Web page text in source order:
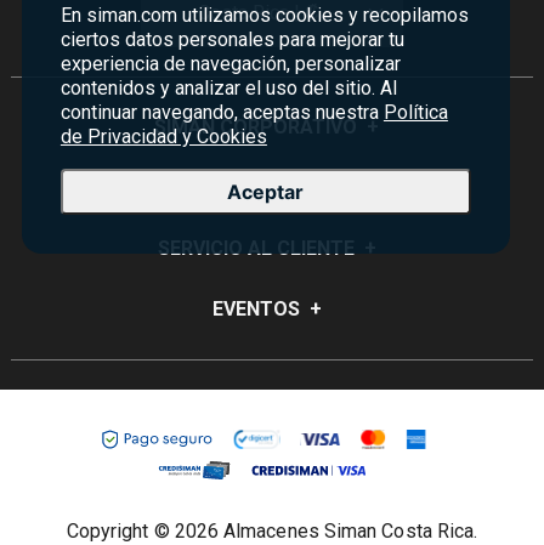
En siman.com utilizamos cookies y recopilamos
ciertos datos personales para mejorar tu
experiencia de navegación, personalizar
contenidos y analizar el uso del sitio. Al
continuar navegando, aceptas nuestra Política
de Privacidad y Cookies
Aceptar
Costa Rica | ₡
SIMAN CORPORATIVO +
Quiénes Somos
Sucursales
PROGRAMAS
Credisiman
SERVICIO AL CLIENTE +
Preguntas Frecuentes
Contáctenos
Seguridad del sitio
Política de Privacidad
EVENTOS +
Rebajas
Copyright © 2026 Almacenes Siman Costa Rica.